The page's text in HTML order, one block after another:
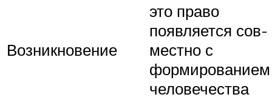
Возникновение
это право
появляется сов-
местно с
формированием
человечества